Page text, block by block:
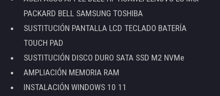
PACKARD BELL SAMSUNG TOSHIBA
SUSTITUCIÓN PANTALLA LCD TECLADO BATERÍA
TOUCH PAD
SUSTITUCIÓN DISCO DURO SATA SSD M2 NVMe
AMPLIACIÓN MEMORIA RAM
INSTALACIÓN WINDOWS 10 11